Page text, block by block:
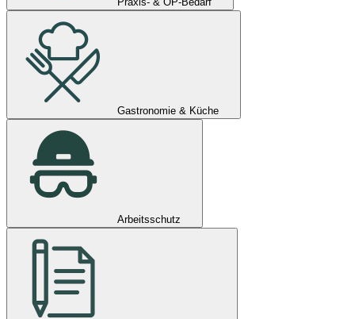
Gastronomie & Küche
Arbeitsschutz